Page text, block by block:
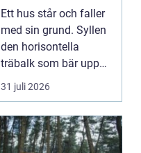
mark
Ett hus står och faller
med sin grund. Syllen
den horisontella
träbalk som bär upp
väggarna mot pla...
31 juli 2026